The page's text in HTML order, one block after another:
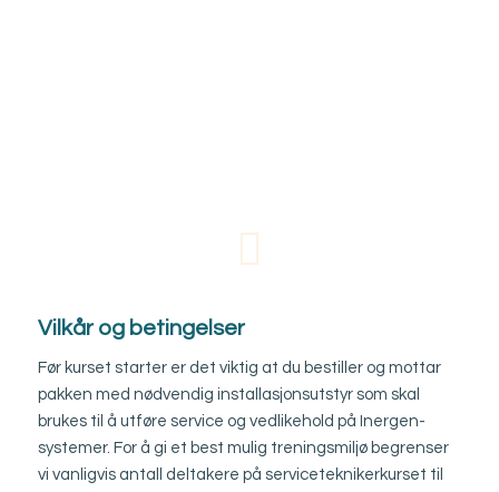
Vilkår og betingelser
Før kurset starter er det viktig at du bestiller og mottar
pakken med nødvendig installasjonsutstyr som skal
brukes til å utføre service og vedlikehold på Inergen-
systemer. For å gi et best mulig treningsmiljø begrenser
vi vanligvis antall deltakere på serviceteknikerkurset til